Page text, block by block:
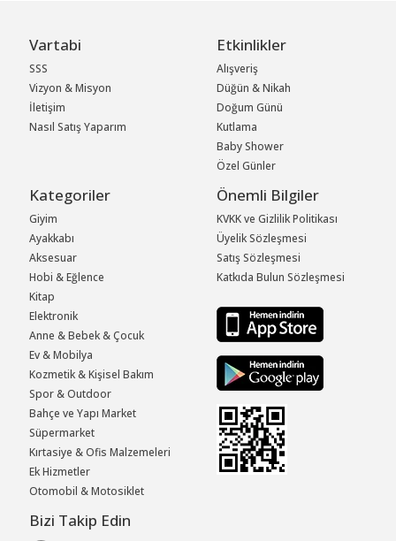
Vartabi
SSS
Vizyon & Misyon
İletişim
Nasıl Satış Yaparım
Etkinlikler
Alışveriş
Düğün & Nikah
Doğum Günü
Kutlama
Baby Shower
Özel Günler
Kategoriler
Giyim
Ayakkabı
Aksesuar
Hobi & Eğlence
Kitap
Elektronik
Anne & Bebek & Çocuk
Ev & Mobilya
Kozmetik & Kişisel Bakım
Spor & Outdoor
Bahçe ve Yapı Market
Süpermarket
Kırtasiye & Ofis Malzemeleri
Ek Hizmetler
Otomobil & Motosiklet
Önemli Bilgiler
KVKK ve Gizlilik Politikası
Üyelik Sözleşmesi
Satış Sözleşmesi
Katkıda Bulun Sözleşmesi
Bizi Takip Edin